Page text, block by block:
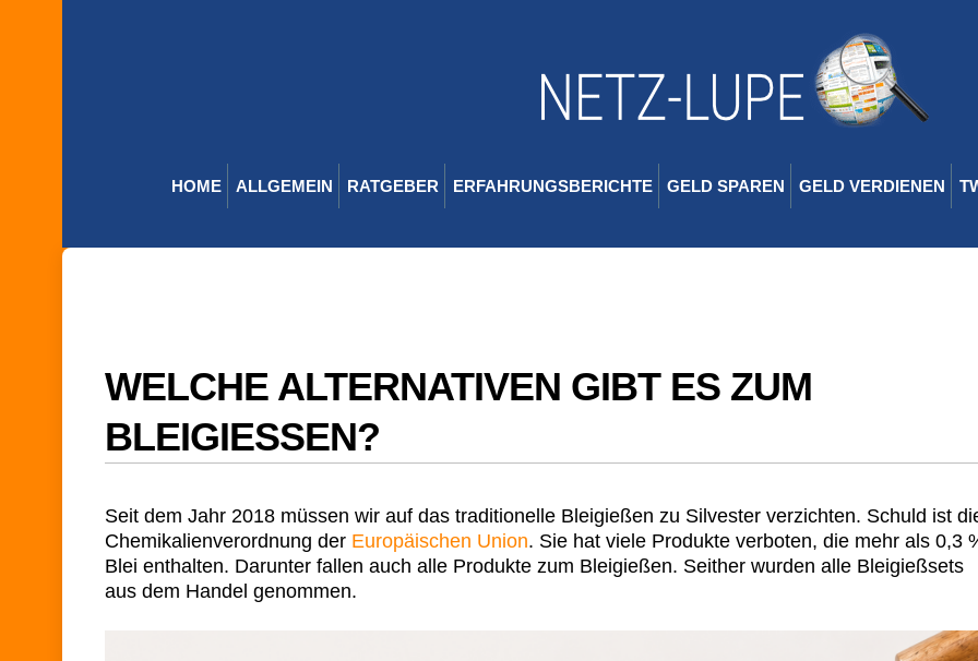
HOME ALLGEMEIN RATGEBER ERFAHRUNGSBERICHTE GELD SPAREN GELD VERDIENEN
WELCHE ALTERNATIVEN GIBT ES ZUM
BLEIGIESSEN?
Seit dem Jahr 2018 müssen wir auf das traditionelle Bleigießen zu Silvester verzichten. Schuld ist
Chemikalienverordnung der Europäischen Union. Sie hat viele Produkte verboten, die mehr als 0,3
Blei enthalten. Darunter fallen auch alle Produkte zum Bleigießen. Seither wurden alle Bleigießsets
aus dem Handel genommen.